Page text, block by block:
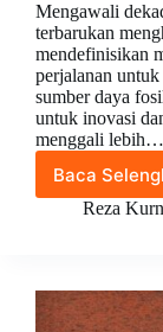
Mengawali
terbarukan
mendefinisikan
perjalanan
sumber daya
untuk inovasi
menggali lebih…
Baca
Reza